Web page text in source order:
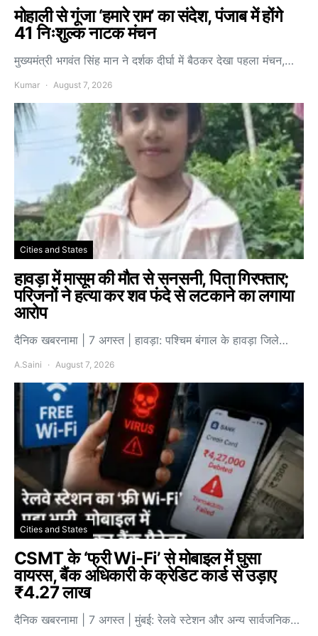
मोहाली से गूंजा ‘हमारे राम’ का संदेश, पंजाब में होंगे
41 निःशुल्क नाटक मंचन
मुख्यमंत्री भगवंत सिंह मान ने दर्शक दीर्घा में बैठकर देखा पहला मंचन,…
Kumar August 7, 2026
Cities and States
हावड़ा में मासूम की मौत से सनसनी, पिता गिरफ्तार;
परिजनों ने हत्या कर शव फंदे से लटकाने का लगाया
आरोप
दैनिक खबरनामा | 7 अगस्त | हावड़ा: पश्चिम बंगाल के हावड़ा जिले…
A.Saini August 7, 2026
Cities and States
CSMT के ‘फ्री Wi-Fi’ से मोबाइल में घुसा
वायरस, बैंक अधिकारी के क्रेडिट कार्ड से उड़ाए
₹4.27 लाख
दैनिक खबरनामा | 7 अगस्त | मुंबई: रेलवे स्टेशन और अन्य सार्वजनिक…